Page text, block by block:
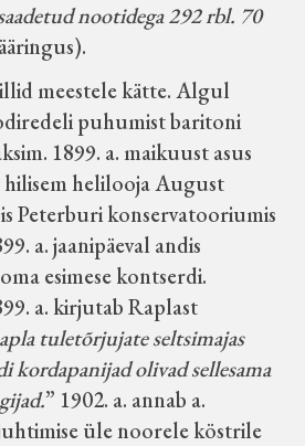
nootidega 292 rbl. 70
meestele kätte. Algul
puhumist baritoni
1899. a. maikuust asus
helilooja August
Peterburi konservatooriumis
a. jaanipäeval andis
esimese kontserdi.
a. kirjutab Raplast
tuletõrjujate seltsimajas
kordapanijad olivad sellesama
” 1902. a. annab a.
üle noorele köstrile